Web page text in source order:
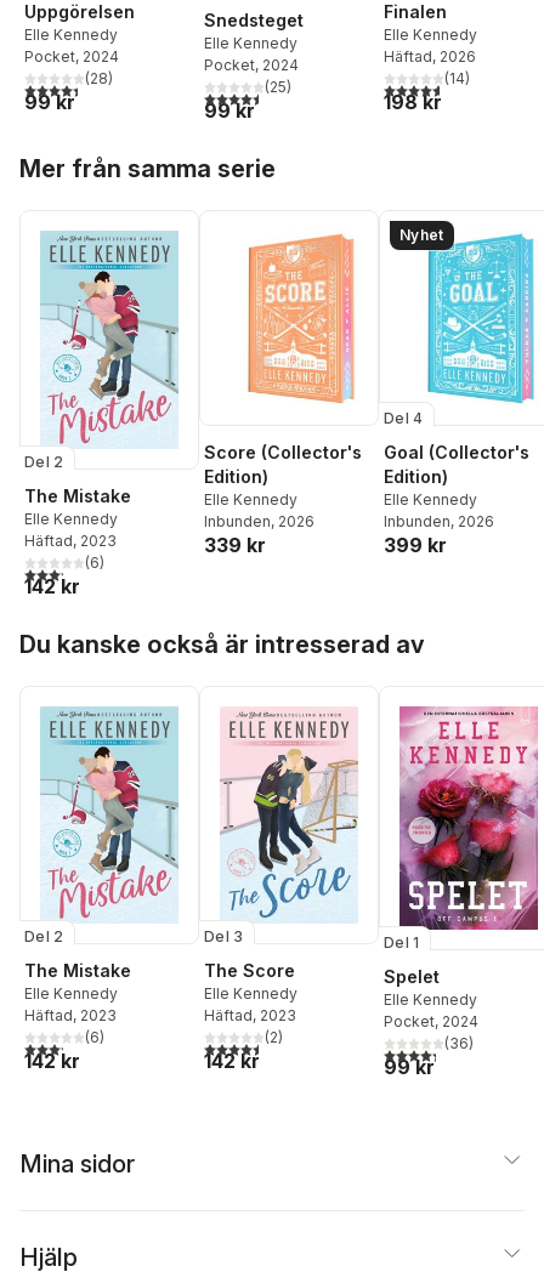
Uppgörelsen
Elle Kennedy
Pocket, 2024
4,4utav 5 stjärnor. Totalt antal röster:
(28)
99 kr
Snedsteget
Elle Kennedy
Pocket, 2024
4,5utav 5 stjärnor. Totalt antal röster:
(25)
99 kr
Finalen
Elle Kennedy
Häftad, 2026
4,6utav 5 stjärnor.
(14)
198 kr
Mer från samma serie
Del 2
The Mistake
Elle Kennedy
Häftad, 2023
3,2utav 5 stjärnor. Totalt antal röster:
(6)
142 kr
Score (Collector's
Edition)
Elle Kennedy
Inbunden, 2026
339 kr
Nyhet
Del 4
Goal (Collector's
Edition)
Elle Kennedy
Inbunden, 2026
399 kr
Du kanske också är intresserad av
Del 2
The Mistake
Elle Kennedy
Häftad, 2023
3,2utav 5 stjärnor. Totalt antal röster:
(6)
142 kr
Del 3
The Score
Elle Kennedy
Häftad, 2023
4,5utav 5 stjärnor. Totalt antal röster:
(2)
142 kr
Del 1
Spelet
Elle Kennedy
Pocket, 2024
4,3utav 5 stjärnor.
(36)
99 kr
Mina sidor
Hjälp